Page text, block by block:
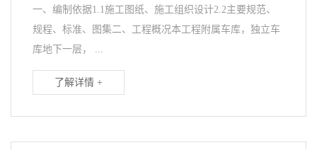
一、编制依据1.1施工图纸、施工组织设计2.2主要规范、
规程、标准、图集二、工程概况本工程附属车库，独立车
库地下一层， ...
了解详情 +